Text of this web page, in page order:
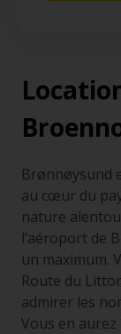
Brønnøysund
au cœur du
nature
l’aéroport de
un maximum.
Route du
admirer les
Vous en aurez